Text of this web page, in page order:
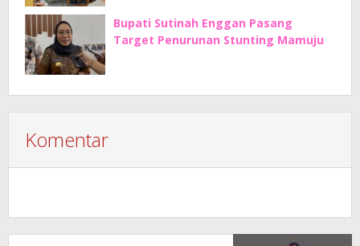
Bupati Sutinah Enggan Pasang
Target Penurunan Stunting Mamuju
Komentar